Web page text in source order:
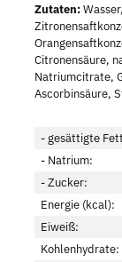
Zutaten:
Citronensäure,
Natriumcitrate,
Ascorbinsäure,
- gesättigte
- Natrium:
- Zucker:
Energie (kcal):
Eiweiß:
Kohlenhydrate: